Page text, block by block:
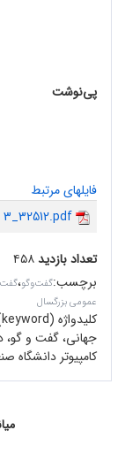
پی‌نوشت
فایلهای مرتبط
تعداد بازدید۴۵۸
برچسب:گفت‌وگو،
عمومی بزرگسال
کلیدواژه (keyword):
جهانی، گفت و گو،
کامپیوتر دانشگاه